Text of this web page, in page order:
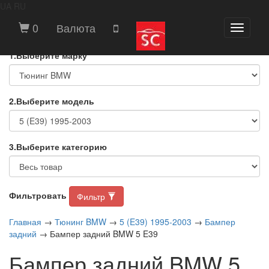
Toggle
0 Валюта
ВЫБЕРИТЕ МАРКУ И МОДЕЛЬ
АВТОМОБИЛЯ
1.Выберите марку
2.Выберите модель
3.Выберите категорию
Фильтровать Фильтр
Главная → Тюнинг BMW → 5 (E39) 1995-2003 → Бампер
задний → Бампер задний BMW 5 E39